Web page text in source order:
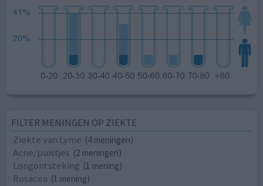
FILTER MENINGEN OP ZIEKTE
Ziekte van Lyme (4 meningen)
Acne/puistjes (2 meningen)
Longontsteking (1 mening)
Rosacea (1 mening)